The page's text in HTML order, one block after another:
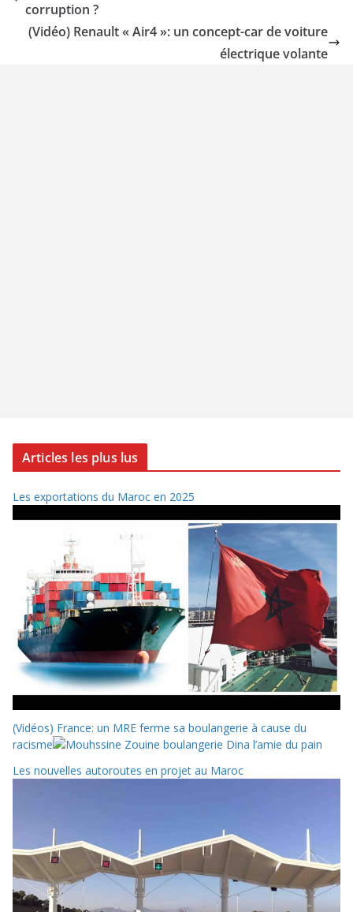
corruption ?
(Vidéo) Renault « Air4 »: un concept-car de voiture
électrique volante
Articles les plus lus
Les exportations du Maroc en 2025
(Vidéos) France: un MRE ferme sa boulangerie à cause du
racisme
Les nouvelles autoroutes en projet au Maroc